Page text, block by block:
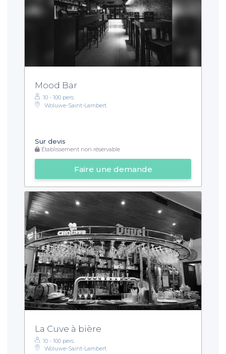
Mood Bar
10 - 100 pers.
Woluwe-Saint-Lambert
Sur devis
Établissement non réservable
Faire une demande
La Cuve à bière
10 - 100 pers.
Woluwe-Saint-Lambert